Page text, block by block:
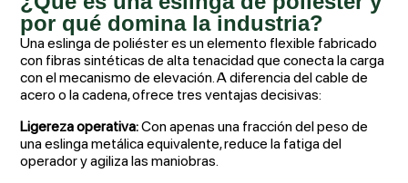
por qué domina la industria?
Una eslinga de poliéster es un elemento flexible fabricado
con fibras sintéticas de alta tenacidad que conecta la carga
con el mecanismo de elevación. A diferencia del cable de
acero o la cadena, ofrece tres ventajas decisivas:
Ligereza operativa:Con apenas una fracción del peso de
una eslinga metálica equivalente, reduce la fatiga del
operador y agiliza las maniobras.